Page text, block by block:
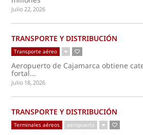
Julio 22, 2026
TRANSPORTE Y DISTRIBUCIÓN
Transporte aéreo
Aeropuerto de Cajamarca obtiene
fortal...
Julio 18, 2026
TRANSPORTE Y DISTRIBUCIÓN
Terminales aéreos aeropuerto